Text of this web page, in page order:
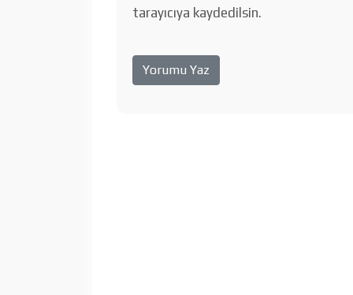
tarayıcıya kaydedilsin.